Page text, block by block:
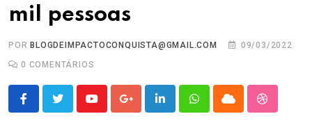
mil pessoas
POR BLOGDEIMPACTOCONQUISTA@GMAIL.COM
09/03/2022
0 COMENTÁRIOS
YoutubeGoogle+LinkedInWhatsappCloud